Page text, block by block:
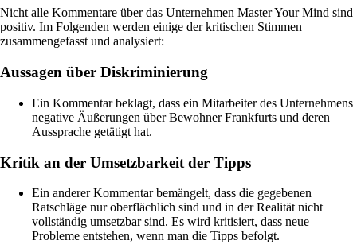
Nicht alle Kommentare über das Unternehmen Master Your Mind sind
positiv. Im Folgenden werden einige der kritischen Stimmen
zusammengefasst und analysiert:
Aussagen über Diskriminierung
Ein Kommentar beklagt, dass ein Mitarbeiter des Unternehmens
negative Äußerungen über Bewohner Frankfurts und deren
Aussprache getätigt hat.
Kritik an der Umsetzbarkeit der Tipps
Ein anderer Kommentar bemängelt, dass die gegebenen
Ratschläge nur oberflächlich sind und in der Realität nicht
vollständig umsetzbar sind. Es wird kritisiert, dass neue
Probleme entstehen, wenn man die Tipps befolgt.